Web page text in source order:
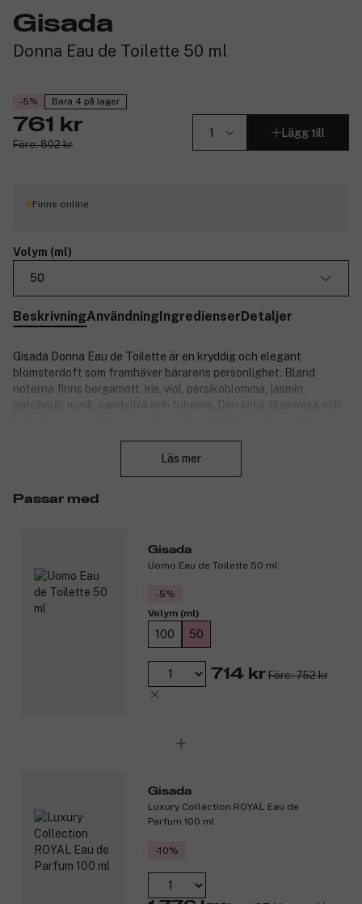
Gisada
Donna Eau de Toilette 50 ml
-5% Bara 4 på lager
761 kr
Före: 802 kr
Lägg till
Finns online
Volym (ml)
50
BeskrivningAnvändningIngredienserDetaljer
Gisada Donna Eau de Toilette är en kryddig och elegant
blomsterdoft som framhäver bärarens personlighet. Bland
noterna finns bergamott, iris, viol, persikoblomma, jasmin,
patchouli, mysk, sandelträ och tuberos. Den söta, blommiga och
Läs mer
Passar med
Gisada
Uomo Eau de Toilette 50 ml
-5%
Volym (ml)
100 50
714 kr Före: 752 kr
Gisada
Luxury Collection ROYAL Eau de
Parfum 100 ml
-10%